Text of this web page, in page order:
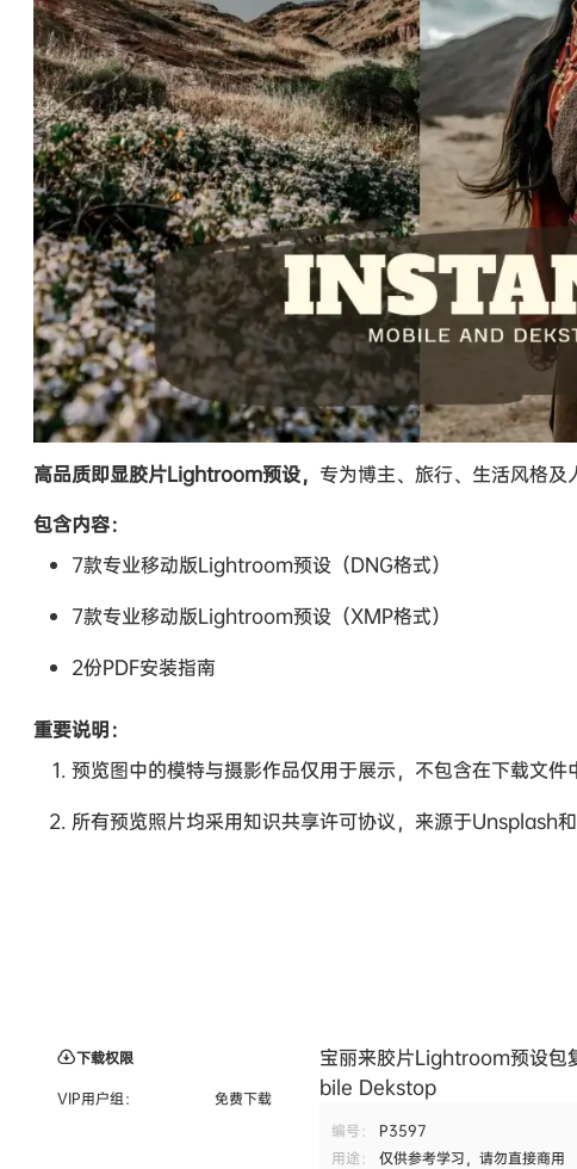
高品质即显胶片Lightroom预设， 专为博主、旅行、生活风格及
包含内容：
7款专业移动版Lightroom预设（DNG格式）
7款专业移动版Lightroom预设（XMP格式）
2份PDF安装指南
重要说明：
预览图中的模特与摄影作品仅用于展示，不包含在下载文件
所有预览照片均采用知识共享许可协议，来源于Unsplash
下载权限
VIP用户组：
免费下载
宝丽来胶片Lightroom预设
bile Dekstop
编号： P3597
用途：
仅供参考学习，请勿直接商用